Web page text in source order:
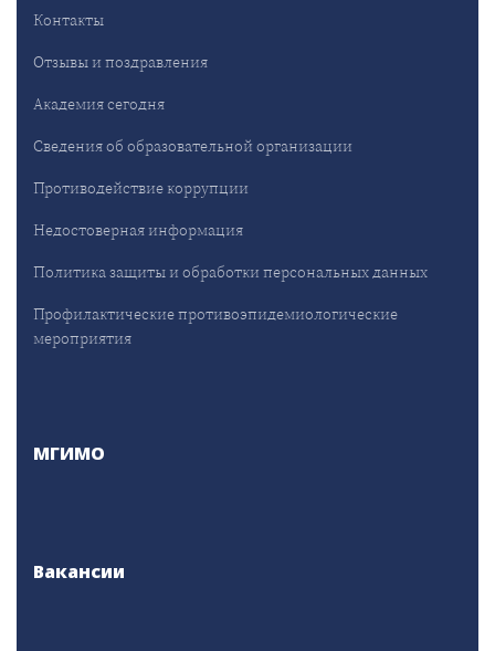
Контакты
Отзывы и поздравления
Академия сегодня
Сведения об образовательной организации
Противодействие коррупции
Недостоверная информация
Политика защиты и обработки персональных данных
Профилактические противоэпидемиологические
мероприятия
МГИМО
Вакансии